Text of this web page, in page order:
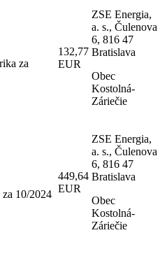
za
132,77
EUR
ZSE Energia,
a. s., Čulenova
6, 816 47
Bratislava
Obec
Kostolná-
Záriečie
10/2024
449,64
EUR
ZSE Energia,
a. s., Čulenova
6, 816 47
Bratislava
Obec
Kostolná-
Záriečie